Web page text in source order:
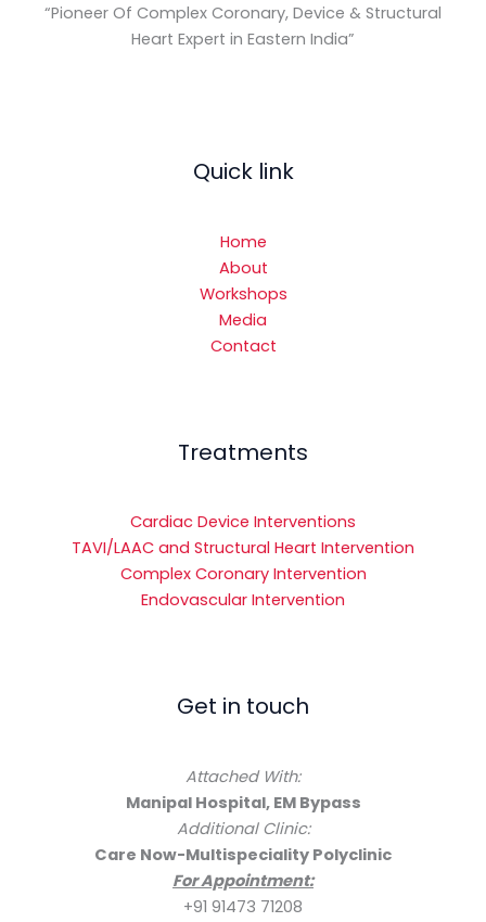
“Pioneer Of Complex Coronary, Device & Structural
Heart Expert in Eastern India”
Quick link
Home
About
Workshops
Media
Contact
Treatments
Cardiac Device Interventions
TAVI/LAAC and Structural Heart Intervention
Complex Coronary Intervention
Endovascular Intervention
Get in touch
Attached With:
Manipal Hospital, EM Bypass
Additional Clinic:
Care Now-Multispeciality Polyclinic
For Appointment:
+91 91473 71208